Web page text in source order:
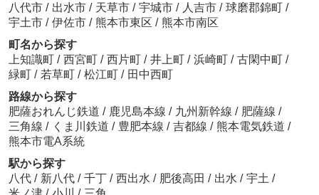
八代市 / 出水市 / 天草市 / 宇城市 / 人吉市 / 球磨郡錦町 /
宇土市 / 伊佐市 / 熊本市東区 / 熊本市南区
町名から探す
上知識町 / 西宮町 / 西片町 / 井上町 / 浜崎町 / 古閑中町 /
緑町 / 若草町 / 松江町 / 田中西町
路線から探す
肥薩おれんじ鉄道 / 鹿児島本線 / 九州新幹線 / 肥薩線 /
三角線 / くま川鉄道 / 豊肥本線 / 吉都線 / 熊本電気鉄道 /
熊本市電A系統
駅から探す
八代 / 新八代 / 千丁 / 西出水 / 肥後高田 / 出水 / 宇土 /